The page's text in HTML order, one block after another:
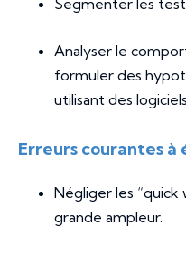
Segmenter les
Analyser le
formuler des
utilisant des
Erreurs courantes
Négliger les
grande ampleur.